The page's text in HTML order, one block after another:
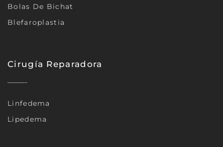
Bolas De Bichat
Blefaroplastia
Cirugía Reparadora
Linfedema
Lipedema